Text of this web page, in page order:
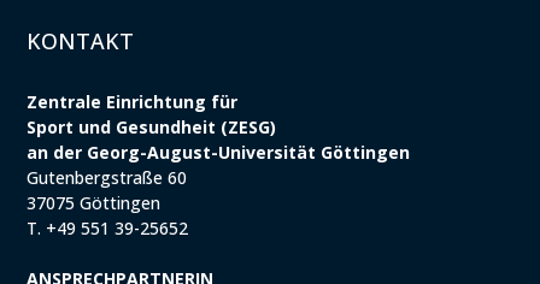
KONTAKT
Zentrale Einrichtung für
Sport und Gesundheit (ZESG)
an der Georg-August-Universität Göttingen
Gutenbergstraße 60
37075 Göttingen
T. +49 551 39-25652
ANSPRECHPARTNERIN